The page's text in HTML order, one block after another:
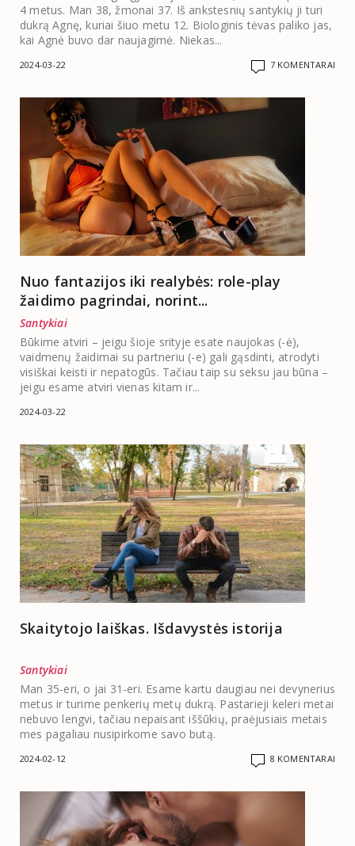
4 metus. Man 38, žmonai 37. Iš ankstesnių santykių ji turi
dukrą Agnę, kuriai šiuo metu 12. Biologinis tėvas paliko jas,
kai Agnė buvo dar naujagimė. Niekas...
2024-03-22 7 KOMENTARAI
Nuo fantazijos iki realybės: role-play
žaidimo pagrindai, norint...
Santykiai
Būkime atviri – jeigu šioje srityje esate naujokas (-ė),
vaidmenų žaidimai su partneriu (-e) gali gąsdinti, atrodyti
visiškai keisti ir nepatogūs. Tačiau taip su seksu jau būna –
jeigu esame atviri vienas kitam ir...
2024-03-22
Skaitytojo laiškas. Išdavystės istorija
Santykiai
Man 35-eri, o jai 31-eri. Esame kartu daugiau nei devynerius
metus ir turime penkerių metų dukrą. Pastarieji keleri metai
nebuvo lengvi, tačiau nepaisant iššūkių, praėjusiais metais
mes pagaliau nusipirkome savo butą.
2024-02-12 8 KOMENTARAI